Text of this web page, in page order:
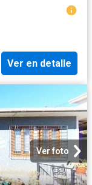
Ver en detalle
Ver foto